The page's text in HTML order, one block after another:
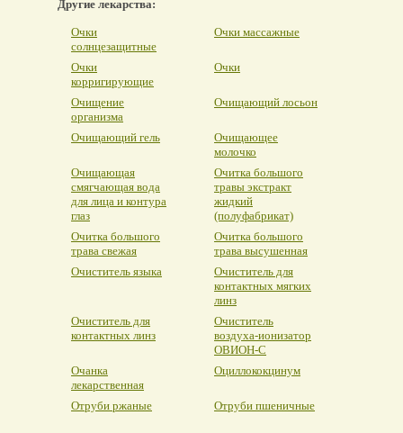
Другие лекарства:
Очки
солнцезащитные
Очки массажные
Очки
корригирующие
Очки
Очищение
организма
Очищающий лосьон
Очищающий гель
Очищающее
молочко
Очищающая
смягчающая вода
для лица и контура
глаз
Очитка большого
травы экстракт
жидкий
(полуфабрикат)
Очитка большого
трава свежая
Очитка большого
трава высушенная
Очиститель языка
Очиститель для
контактных мягких
линз
Очиститель для
контактных линз
Очиститель
воздуха-ионизатор
ОВИОН-С
Очанка
лекарственная
Оциллококцинум
Отруби ржаные Отруби пшеничные